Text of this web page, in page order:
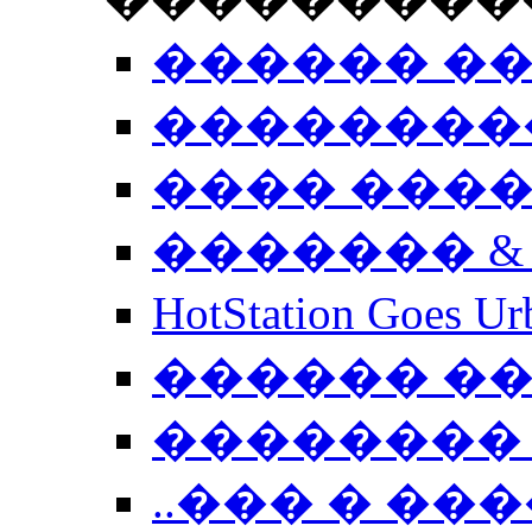
������
����
�������
HotStation
������
��������
..��� �